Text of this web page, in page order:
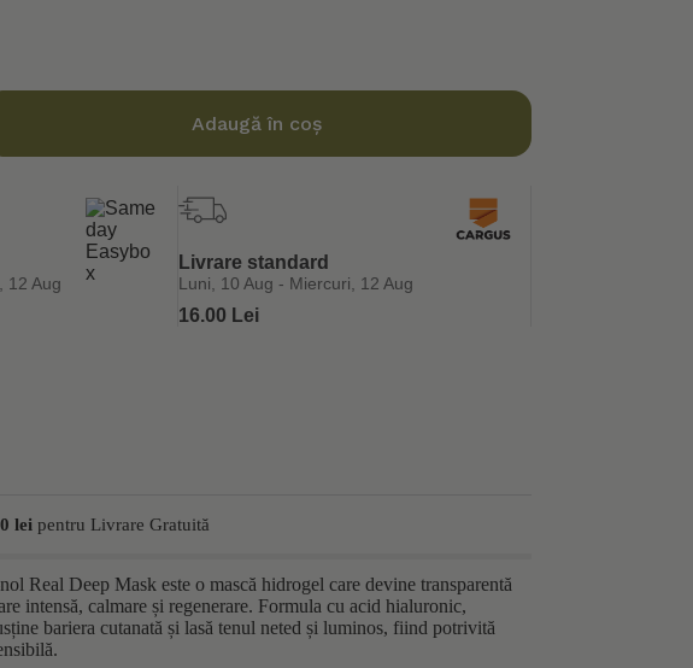
Adaugă în coș
12 Aug
Livrare standard
Luni, 10 Aug - Miercuri, 12 Aug
16.00 Lei
leipentru Livrare Gratuită
Real Deep Mask este o mască hidrogel care devine transparentă
intensă, calmare și regenerare. Formula cu acid hialuronic,
bariera cutanată și lasă tenul neted și luminos, fiind potrivită